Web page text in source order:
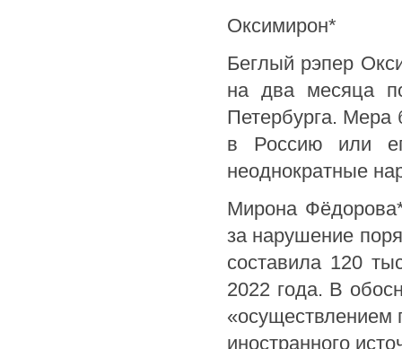
Оксимирон*
Беглый рэпер
на два месяца
Петербурга. Мера
в Россию или
неоднократные
Мирона
за нарушение
составила 120
2022 года. В
«осуществлением
иностранного